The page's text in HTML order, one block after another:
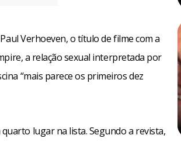
Verhoeven, o título de filme com a
a relação sexual interpretada por
“mais parece os primeiros dez
lugar na lista. Segundo a revista,